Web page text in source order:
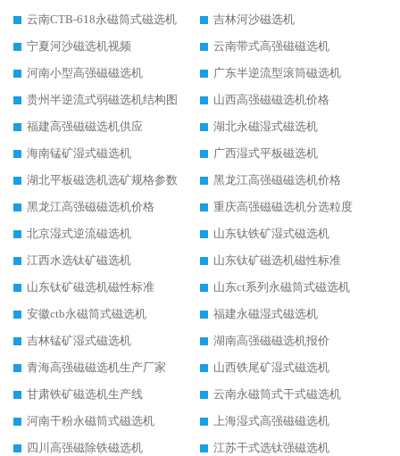
云南CTB-618永磁筒式磁选机
吉林河沙磁选机
宁夏河沙磁选机视频
云南带式高强磁磁选机
河南小型高强磁磁选机
广东半逆流型滚筒磁选机
贵州半逆流式弱磁选机结构图
山西高强磁磁选机价格
福建高强磁磁选机供应
湖北永磁湿式磁选机
海南锰矿湿式磁选机
广西湿式平板磁选机
湖北平板磁选机选矿规格参数
黑龙江高强磁磁选机价格
黑龙江高强磁磁选机价格
重庆高强磁磁选机分选粒度
北京湿式逆流磁选机
山东钛铁矿湿式磁选机
江西水选钛矿磁选机
山东钛矿磁选机磁性标准
山东钛矿磁选机磁性标准
山东ct系列永磁筒式磁选机
安徽ctb永磁筒式磁选机
福建永磁湿式磁选机
吉林锰矿湿式磁选机
湖南高强磁磁选机报价
青海高强磁磁选机生产厂家
山西铁尾矿湿式磁选机
甘肃铁矿磁选机生产线
云南永磁筒式干式磁选机
河南干粉永磁筒式磁选机
上海湿式高强磁磁选机
四川高强磁除铁磁选机
江苏干式选钛强磁选机